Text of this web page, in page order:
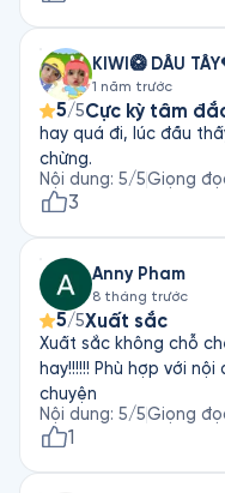
có, thành thử nó hợp với
đọc cũng được chọn
giọng những đứa trẻ
và cảm xúc. Một tác
giả nhé mọi người.
KIWI🥝 DÂU
1 năm trước
5/5Cực kỳ tâm
hay quá đi, lúc đầu
chừng.
Nội dung: 5/5Giọng
3
Anny Pham
8 tháng trước
5/5Xuất sắc
Xuất sắc không chỗ
hay!!!!!! Phù hợp với nội dung vad cảm xúc của câu
chuyện
Nội dung: 5/5Giọng
1